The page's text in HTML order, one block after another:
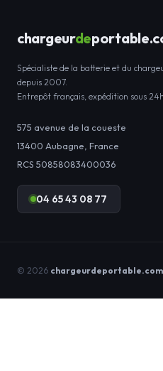
chargeurde
Spécialiste de la batterie et du
depuis 2007.
Entrepôt français, expédition sous
575 avenue de la coueste
13400 Aubagne France
RCS 50858083400036
04 65 43 08 77
© 2026 chargeurdeportable.com